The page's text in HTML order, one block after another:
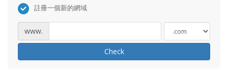
註冊一個新的網域
www.
Check